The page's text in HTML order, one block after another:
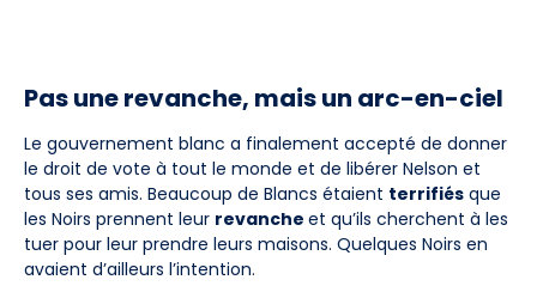
Pas une revanche, mais un arc-en-ciel
Le gouvernement blanc a finalement accepté de donner
le droit de vote à tout le monde et de libérer Nelson et
tous ses amis. Beaucoup de Blancs étaient terrifiés que
les Noirs prennent leur revanche et qu’ils cherchent à les
tuer pour leur prendre leurs maisons. Quelques Noirs en
avaient d’ailleurs l’intention.